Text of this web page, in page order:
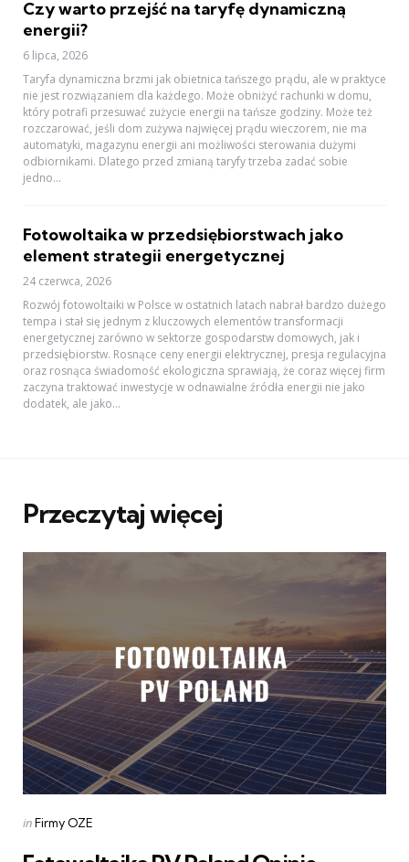
Czy warto przejść na taryfę dynamiczną
energii?
6 lipca, 2026
Taryfa dynamiczna brzmi jak obietnica tańszego prądu, ale w praktyce
nie jest rozwiązaniem dla każdego. Może obniżyć rachunki w domu,
który potrafi przesuwać zużycie energii na tańsze godziny. Może też
rozczarować, jeśli dom zużywa najwięcej prądu wieczorem, nie ma
automatyki, magazynu energii ani możliwości sterowania dużymi
odbiornikami. Dlatego przed zmianą taryfy trzeba zadać sobie
jedno...
Fotowoltaika w przedsiębiorstwach jako
element strategii energetycznej
24 czerwca, 2026
Rozwój fotowoltaiki w Polsce w ostatnich latach nabrał bardzo dużego
tempa i stał się jednym z kluczowych elementów transformacji
energetycznej zarówno w sektorze gospodarstw domowych, jak i
przedsiębiorstw. Rosnące ceny energii elektrycznej, presja regulacyjna
oraz rosnąca świadomość ekologiczna sprawiają, że coraz więcej firm
zaczyna traktować inwestycje w odnawialne źródła energii nie jako
dodatek, ale jako...
Przeczytaj więcej
Categories
Posted
inFirmy OZE